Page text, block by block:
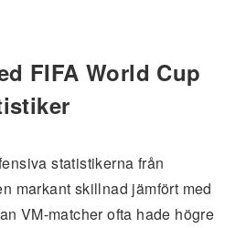
FIFA World Cup
statistikerna från
markant skillnad jämfört med
VM-matcher ofta hade högre